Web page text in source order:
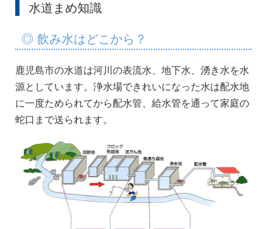
水道まめ知識
◎ 飲み水はどこから？
鹿児島市の水道は河川の表流水、地下水、湧き水を水
源としています。浄水場できれいになった水は配水地
に一度ためられてから配水管、給水管を通って家庭の
蛇口まで送られます。